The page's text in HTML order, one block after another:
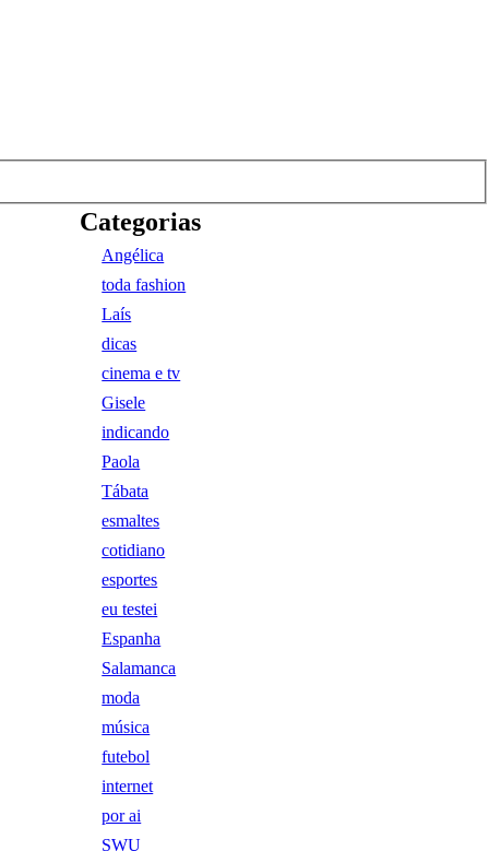
Categorias
Angélica
toda fashion
Laís
dicas
cinema e tv
Gisele
indicando
Paola
Tábata
esmaltes
cotidiano
esportes
eu testei
Espanha
Salamanca
moda
música
futebol
internet
por ai
SWU